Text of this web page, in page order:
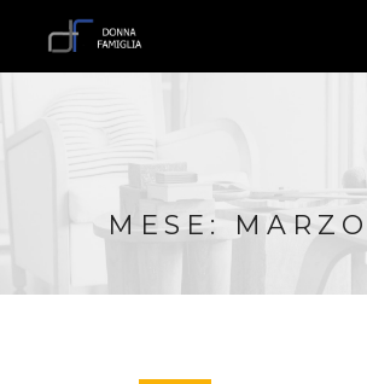
MESE: